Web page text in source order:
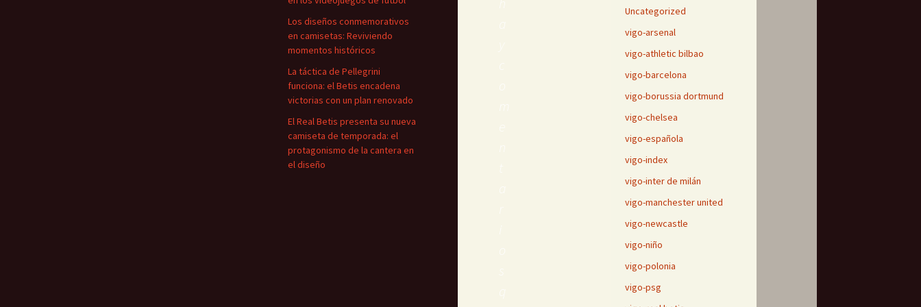
Uncategorized
vigo-arsenal
vigo-athletic bilbao
vigo-barcelona
vigo-borussia dortmund
vigo-chelsea
vigo-española
vigo-index
vigo-inter de milán
vigo-manchester united
vigo-newcastle
vigo-niño
vigo-polonia
vigo-psg
Los diseños conmemorativos
en camisetas: Reviviendo
momentos históricos
La táctica de Pellegrini
funciona: el Betis encadena
victorias con un plan renovado
El Real Betis presenta su nueva
camiseta de temporada: el
protagonismo de la cantera en
el diseño